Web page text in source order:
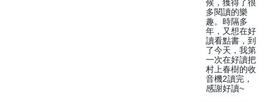
候，獲得了很
多閱讀的樂
趣。時隔多
年，又想在好
讀看點書，到
了今天，我第
一次在好讀把
村上春樹的收
音機2讀完，
感謝好讀~